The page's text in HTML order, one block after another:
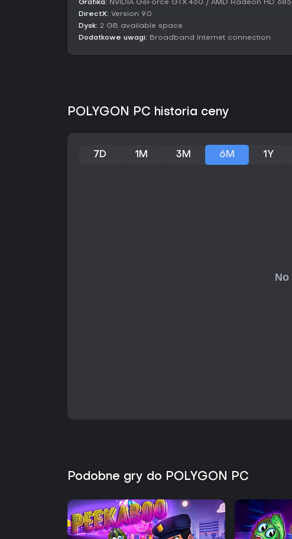
Grafika: NVIDIA GeForce GTX 460 / AMD Radeon HD
DirectX: Version 9.0
Dysk: 2 GB available space
Dodatkowe uwagi: Broadband Internet connection
POLYGON PC historia ceny
7D 1M 3M 6M 1Y
Podobne gry do POLYGON PC